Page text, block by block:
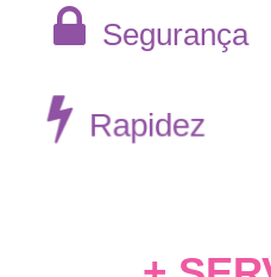
Segurança
Rapidez